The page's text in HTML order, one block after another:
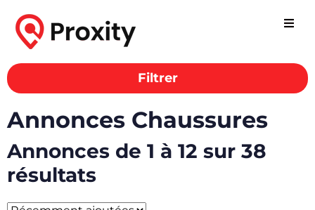
Filtrer
Annonces Chaussures
Annonces de 1 à 12 sur 38
résultats